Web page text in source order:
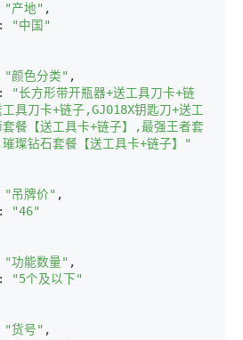
"产地" ,
:
"中国"
"颜色分类" ,
:
"长方形带开瓶器+送工具刀卡+链
具刀卡+链子,GJ018X钥匙刀+送工
餐【送工具卡+链子】,最强王者套
璨钻石套餐【送工具卡+链子】"
"吊牌价" ,
:
"46"
"功能数量" ,
:
"5个及以下"
"货号" ,